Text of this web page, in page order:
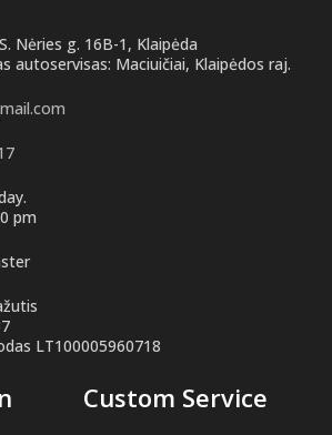
Nėries g. 16B-1, Klaipėda
autoservisas: Maciuičiai, Klaipėdos raj.
pm
LT100005960718
Custom Service